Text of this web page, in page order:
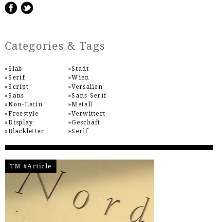
Categories & Tags
Slab
Serif
Script
Sans
Non-Latin
Freestyle
Display
Blackletter
Stadt
Wien
Versalien
Sans-Serif
Metall
Verwittert
Geschäft
Serif
TM #Article